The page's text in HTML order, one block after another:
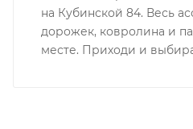
на Кубинской 84. Весь
дорожек, ковролина и
месте. Приходи и